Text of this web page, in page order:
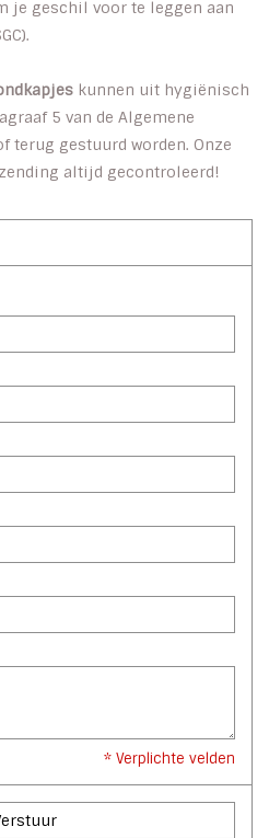
je geschil voor te leggen aan
kunnen uit hygiënisch
5 van de Algemene
terug gestuurd worden. Onze
altijd gecontroleerd!
* Verplichte velden